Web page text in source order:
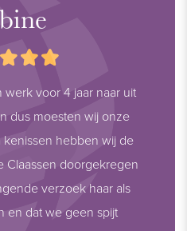
voor 4 jaar naar uit
dus moesten wij onze
hebben wij de
Claassen doorgekregen
verzoek haar als
en dat we geen spijt